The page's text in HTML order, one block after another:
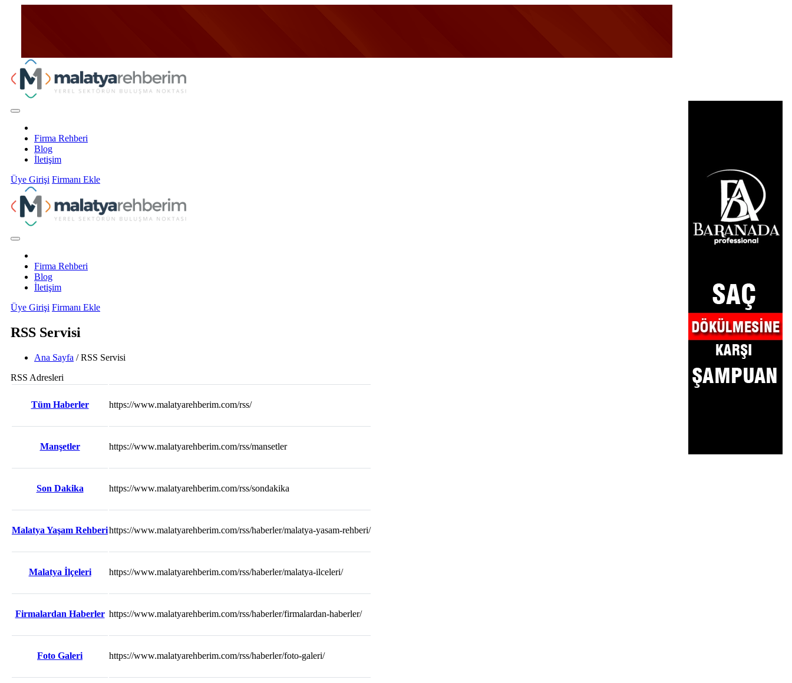
Firma Rehberi
Blog
İletişim
Üye Girişi Firmanı Ekle
Firma Rehberi
Blog
İletişim
Üye Girişi Firmanı Ekle
RSS Servisi
Ana Sayfa /RSS Servisi
RSS Adresleri
Tüm Haberler https://www.malatyarehberim.com/rss/
Manşetler https://www.malatyarehberim.com/rss/mansetler
Son Dakika https://www.malatyarehberim.com/rss/sondakika
Malatya Yaşam Rehberihttps://www.malatyarehberim.com/rss/haberler/malatya-yasam-rehberi/
Malatya İlçeleri https://www.malatyarehberim.com/rss/haberler/malatya-ilceleri/
Firmalardan Haberler https://www.malatyarehberim.com/rss/haberler/firmalardan-haberler/
Foto Galeri https://www.malatyarehberim.com/rss/haberler/foto-galeri/